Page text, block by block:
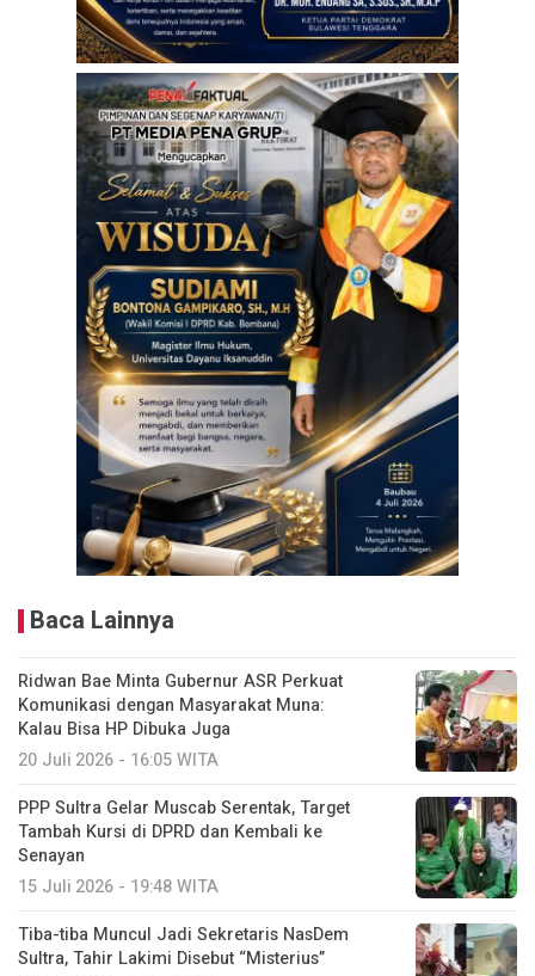
Baca Lainnya
Ridwan Bae Minta Gubernur ASR Perkuat
Komunikasi dengan Masyarakat Muna:
Kalau Bisa HP Dibuka Juga
20 Juli 2026 - 16:05 WITA
PPP Sultra Gelar Muscab Serentak, Target
Tambah Kursi di DPRD dan Kembali ke
Senayan
15 Juli 2026 - 19:48 WITA
Tiba-tiba Muncul Jadi Sekretaris NasDem
Sultra, Tahir Lakimi Disebut “Misterius”